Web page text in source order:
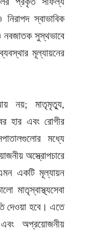
স্বাভাবিক
নবজাতক সুস্থভাবে
মূল্যায়নের
নয়; মাতৃমৃত্যু,
হার এবং রোগীর
মধ্যে
অস্ত্রোপচারে
একটি মূল্যায়ন
মাতৃস্বাস্থ্যসেবা
দেওয়া হবে। এতে
অপ্রয়োজনীয়